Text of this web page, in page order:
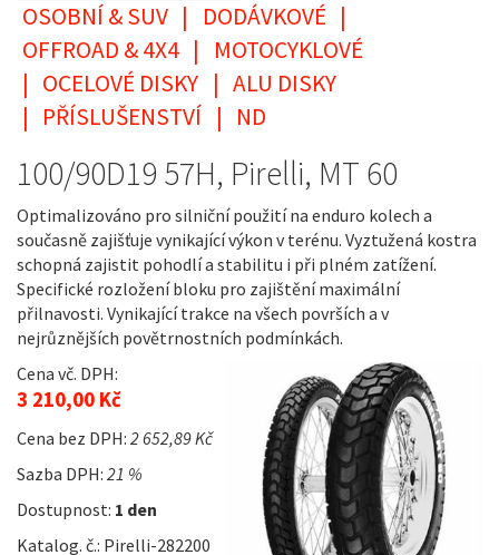
OSOBNÍ & SUV | DODÁVKOVÉ |
OFFROAD & 4X4 |
MOTOCYKLOVÉ
| OCELOVÉ DISKY | ALU DISKY
| PŘÍSLUŠENSTVÍ | ND
100/90D19 57H, Pirelli, MT 60
Optimalizováno pro silniční použití na enduro kolech a
současně zajišťuje vynikající výkon v terénu. Vyztužená kostra
schopná zajistit pohodlí a stabilitu i při plném zatížení.
Specifické rozložení bloku pro zajištění maximální
přilnavosti. Vynikající trakce na všech površích a v
nejrůznějších povětrnostních podmínkách.
Cena vč. DPH:
3 210,00 Kč
Cena bez DPH: 2 652,89 Kč
Sazba DPH: 21 %
Dostupnost: 1 den
Katalog. č.: Pirelli-282200